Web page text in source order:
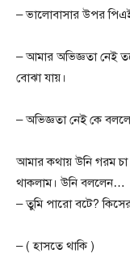
– ভালোবাসার উপর
– আমার অভিজ্ঞতা নেই
বোঝা যায়।
– অভিজ্ঞতা নেই কে
আমার কথায় উনি গরম
থাকলাম। উনি বললেন…
– তুমি পারো বটে?
– ( হাসতে থাকি )